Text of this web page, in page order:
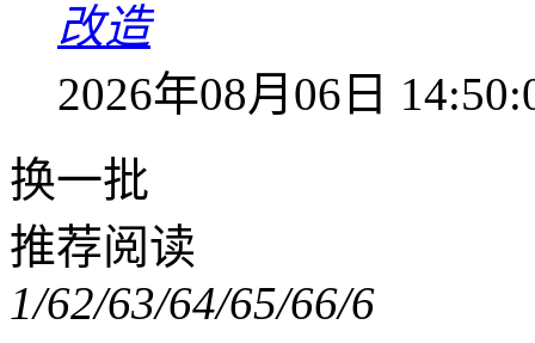
改造
2026年08月06日
换一批
推荐阅读
1/62/63/64/65/66/6